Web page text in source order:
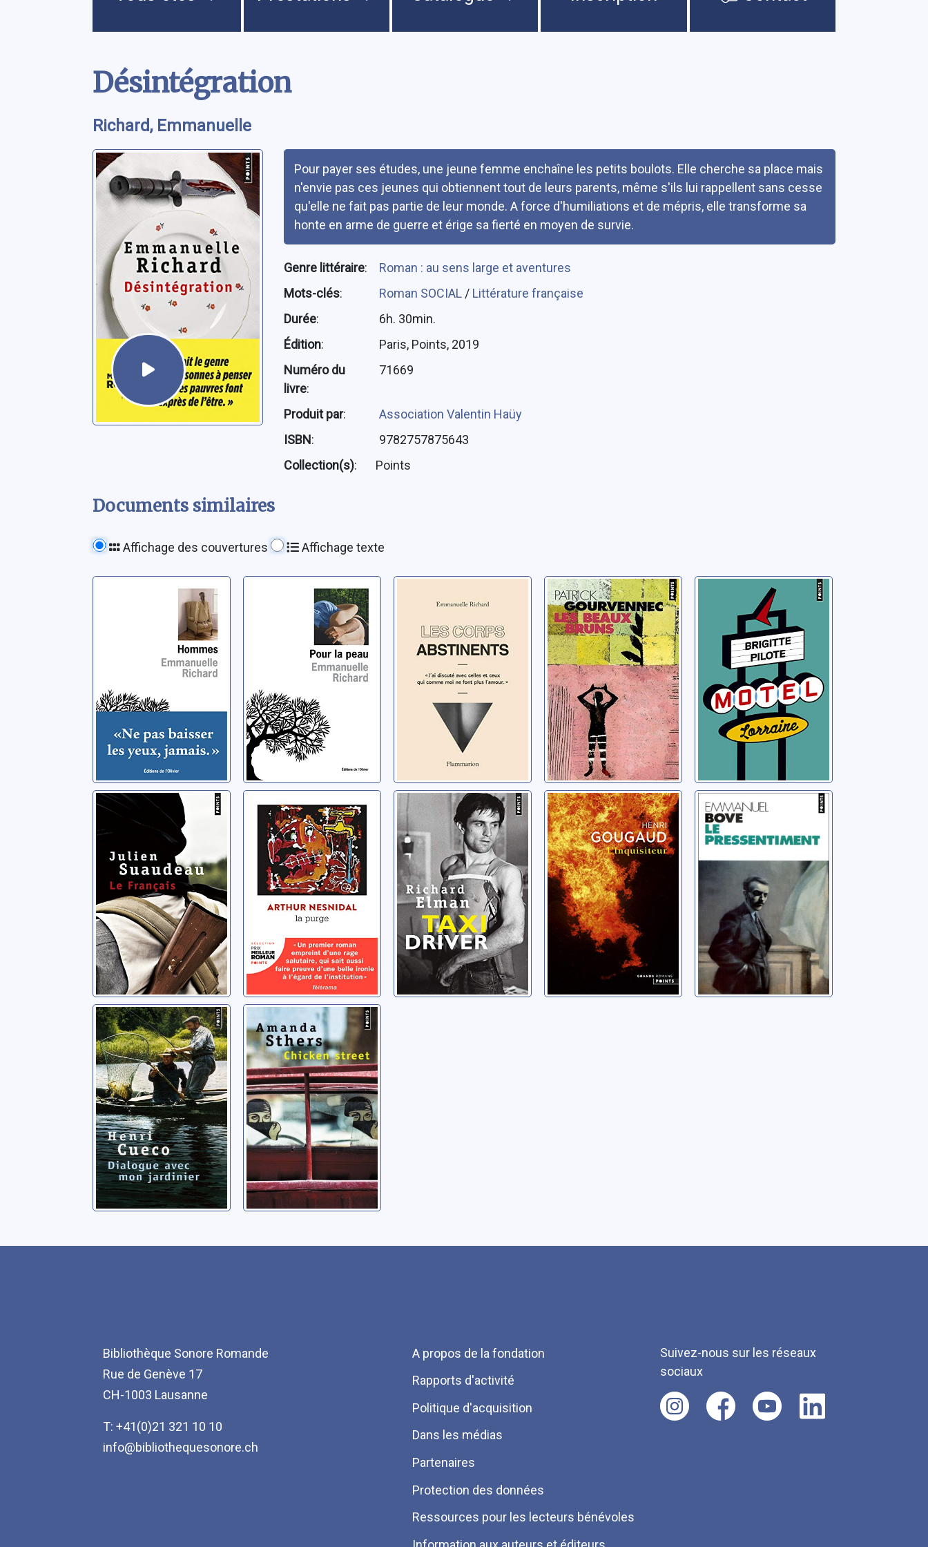
Désintégration
Richard, Emmanuelle
Pour payer ses études, une jeune femme enchaîne les petits boulots. Elle cherche sa place mais
n'envie pas ces jeunes qui obtiennent tout de leurs parents, même s'ils lui rappellent sans cesse
qu'elle ne fait pas partie de leur monde. A force d'humiliations et de mépris, elle transforme sa
honte en arme de guerre et érige sa fierté en moyen de survie.
Genre littéraire:
Roman : au sens large et aventures
Mots-clés: Roman SOCIAL / Littérature française
Durée:
6h. 30min.
Édition:
Paris, Points, 2019
Numéro du
livre:
71669
Produit par:
Association Valentin Haüy
ISBN:
9782757875643
Collection(s): Points
Documents similaires
Affichage des couvertures Affichage texte
Richard, Emmanuelle
Pour la peau
Richard, Emmanuelle
abstinents
Richard, Emmanuelle
Les beaux bruns
Gourvennec, Patrick
Motel Lorraine
Pilote, Brigitte
Le Français
Suaudeau, Julien
La purge
Nesnidal, Arthur
Taxi driver
Elman, Richard
L'inquisiteur
Gougaud, Henri
Le
pressentiment:
roman
Bove, Emmanuel
Dialogue avec
mon jardinier
Cueco, Henri
Chicken street
Sthers, Amanda
Bibliothèque Sonore Romande
Rue de Genève 17
CH-1003 Lausanne
T: +41(0)21 321 10 10
info@bibliothequesonore.ch
Menu
Pied
de
page
A propos de la fondation
Rapports d'activité
Politique d'acquisition
Dans les médias
Partenaires
Protection des données
Ressources pour les lecteurs bénévoles
Suivez-nous sur les réseaux
sociaux